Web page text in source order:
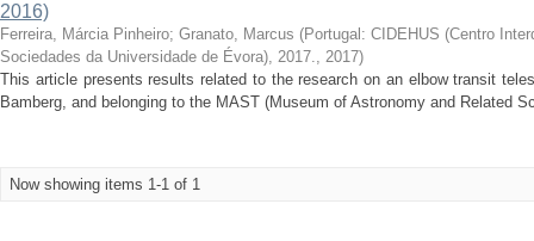
2016)
Ferreira, Márcia Pinheiro; Granato, Marcus (Portugal: CIDEHUS (Centro
Sociedades da Universidade de Évora), 2017., 2017)
This article presents results related to the research on an elbow transit
Bamberg, and belonging to the MAST (Museum of Astronomy and Related
Now showing items 1-1 of 1